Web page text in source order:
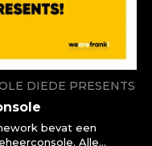
DIEDE PRESENTS
bevat een
Alle